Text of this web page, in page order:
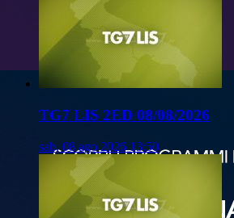
TG7 LIS 2ED 08/08/2026
sab, 08 ago 2026 13:50